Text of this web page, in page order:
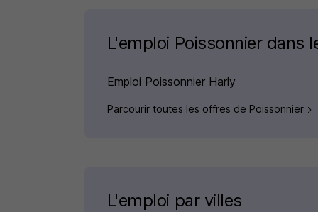
L'emploi Poissonnier dans
Emploi Poissonnier Harly
Parcourir toutes les offres de Poissonnier
L'emploi par villes